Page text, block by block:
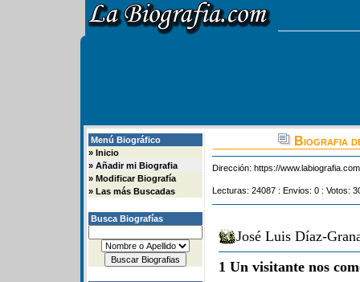
Menú Biográfico
» Inicio
» Añadir mi Biografia
» Modificar Biografía
» Las más Buscadas
Busca Biografías
Biografia
Dirección: https://
Lecturas: 24087 : Envios: 0 : Votos:
José Luis Díaz-
1 Un visitante nos